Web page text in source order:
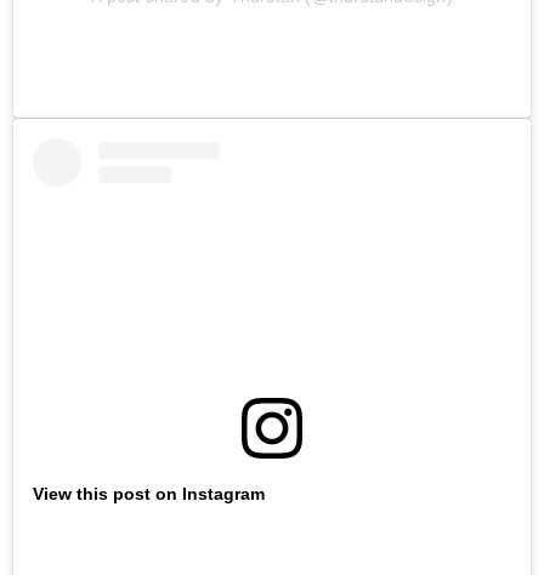
View this post on Instagram